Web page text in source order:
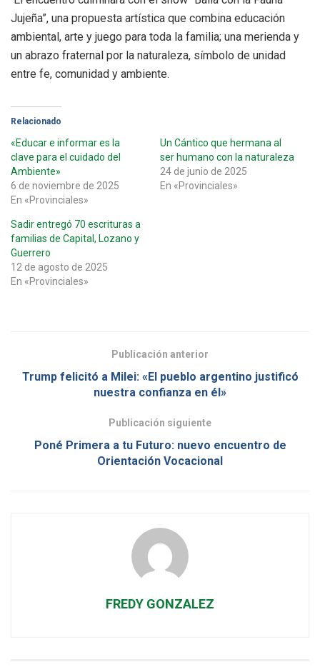
Jujeña”, una propuesta artística que combina educación
ambiental, arte y juego para toda la familia; una merienda y
un abrazo fraternal por la naturaleza, símbolo de unidad
entre fe, comunidad y ambiente.
Relacionado
«Educar e informar es la
clave para el cuidado del
Ambiente»
6 de noviembre de 2025
En «Provinciales»
Un Cántico que hermana al
ser humano con la naturaleza
24 de junio de 2025
En «Provinciales»
Sadir entregó 70 escrituras a
familias de Capital, Lozano y
Guerrero
12 de agosto de 2025
En «Provinciales»
Publicación anterior
Trump felicitó a Milei: «El pueblo argentino justificó
nuestra confianza en él»
Publicación siguiente
Poné Primera a tu Futuro: nuevo encuentro de
Orientación Vocacional
FREDY GONZALEZ